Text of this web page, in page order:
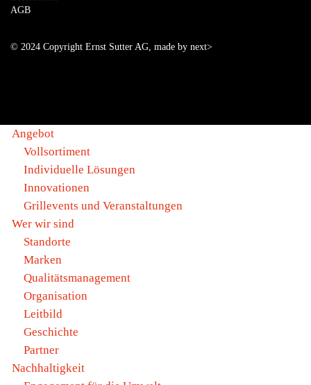
AGB
© 2024 Copyright Ernst Sutter AG, made by next>
Angebot
Vollsortiment
Individuelle Lösungen
Innovationen
Grillevents und Veranstaltungen
Wer wir sind
Standorte
Marken
Qualitätsmanagement
Organisation
Leitbild
Geschichte
Partner
Nachhaltigkeit